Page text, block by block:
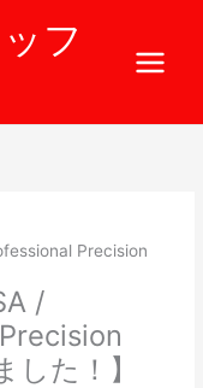
フ
Precision
/
た！】